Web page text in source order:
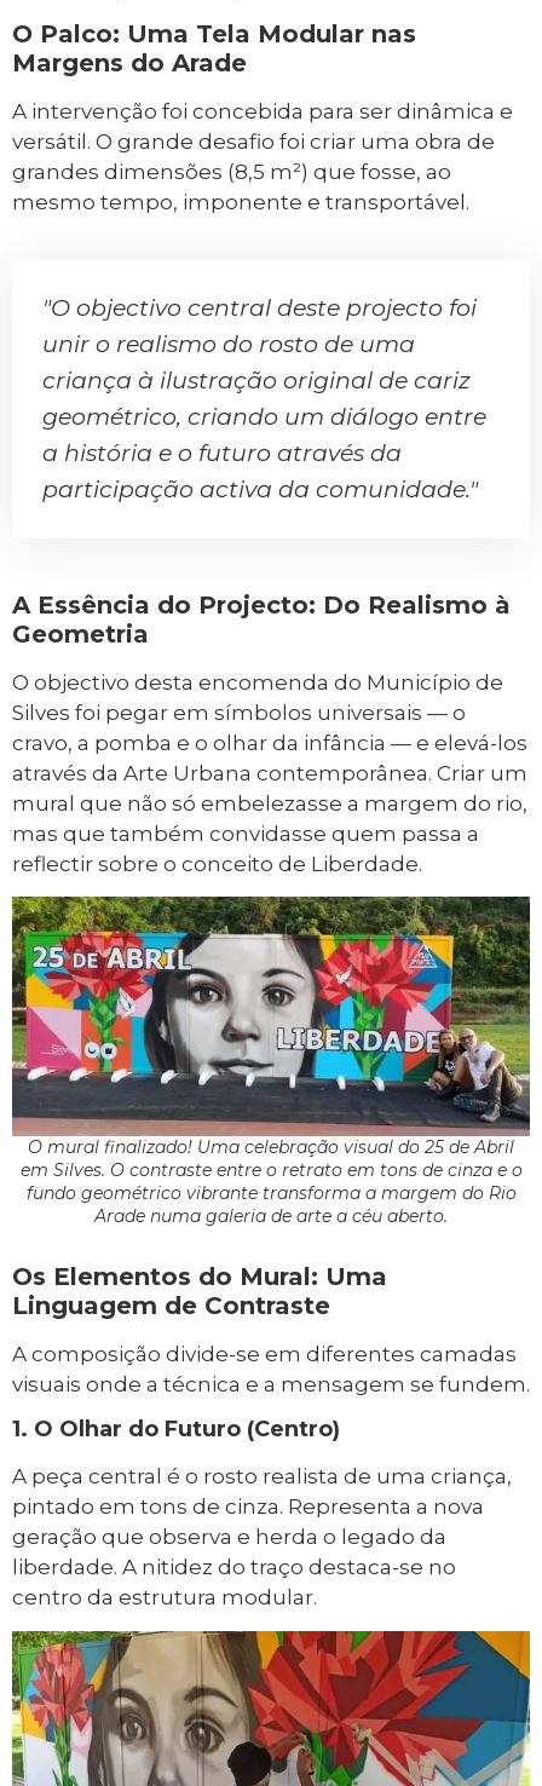
O Palco: Uma Tela Modular nas
Margens do Arade
A intervenção foi concebida para ser dinâmica e
versátil. O grande desafio foi criar uma obra de
grandes dimensões (8,5 m²) que fosse, ao
mesmo tempo, imponente e transportável.
"O objectivo central deste projecto foi
unir o realismo do rosto de uma
criança à ilustração original de cariz
geométrico, criando um diálogo entre
a história e o futuro através da
participação activa da comunidade."
A Essência do Projecto: Do Realismo à
Geometria
O objectivo desta encomenda do Município de
Silves foi pegar em símbolos universais — o
cravo, a pomba e o olhar da infância — e elevá-los
através da Arte Urbana contemporânea. Criar um
mural que não só embelezasse a margem do rio,
mas que também convidasse quem passa a
reflectir sobre o conceito de Liberdade.
O mural finalizado! Uma celebração visual do 25 de Abril
em Silves. O contraste entre o retrato em tons de cinza e o
fundo geométrico vibrante transforma a margem do Rio
Arade numa galeria de arte a céu aberto.
Os Elementos do Mural: Uma
Linguagem de Contraste
A composição divide-se em diferentes camadas
visuais onde a técnica e a mensagem se fundem.
1. O Olhar do Futuro (Centro)
A peça central é o rosto realista de uma criança,
pintado em tons de cinza. Representa a nova
geração que observa e herda o legado da
liberdade. A nitidez do traço destaca-se no
centro da estrutura modular.